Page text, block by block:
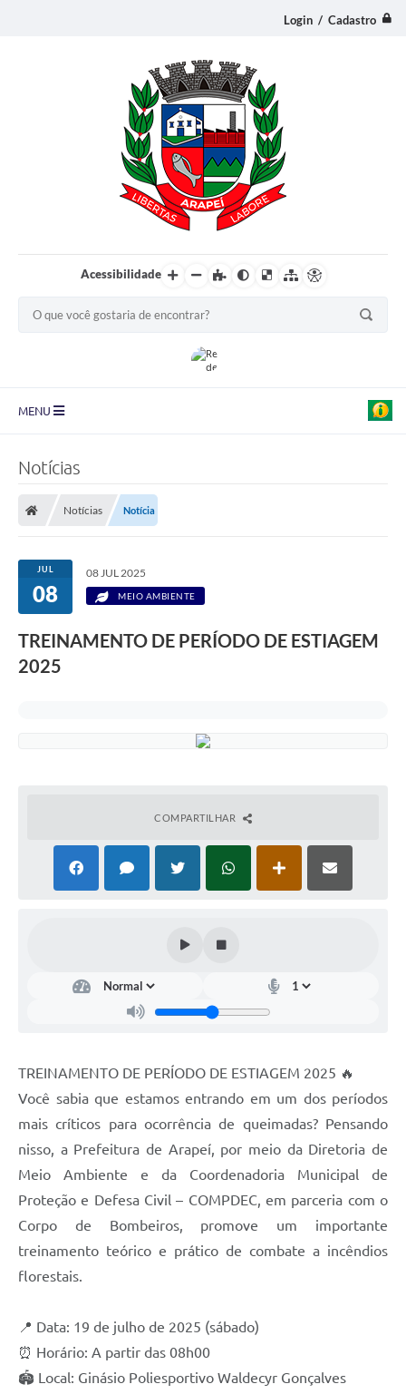
Login / Cadastro
Acessibilidade
MENU
Legislação
Turismo
Editais
Audiências Públicas
Telefones Úteis
Emprega
Agenda
SIC
Planejamento
Notícias
Notícias Notícia
JUL
08
08 JUL 2025
MEIO AMBIENTE
TREINAMENTO DE PERÍODO DE ESTIAGEM
2025
COMPARTILHAR
TREINAMENTO DE PERÍODO DE ESTIAGEM 2025 🔥
Você sabia que estamos entrando em um dos períodos
mais críticos para ocorrência de queimadas? Pensando
nisso, a Prefeitura de Arapeí, por meio da Diretoria de
Meio Ambiente e da Coordenadoria Municipal de
Proteção e Defesa Civil – COMPDEC, em parceria com o
Corpo de Bombeiros, promove um importante
treinamento teórico e prático de combate a incêndios
florestais.
📍 Data: 19 de julho de 2025 (sábado)
⏰ Horário: A partir das 08h00
🏟️ Local: Ginásio Poliesportivo Waldecyr Gonçalves